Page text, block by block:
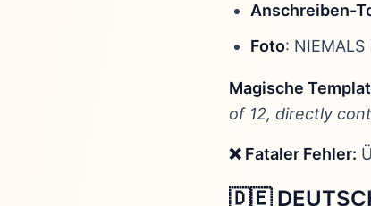
Anschreiben-
Foto:
Magische
of 12, directly
❌ Fataler Fehler:
🇩🇪